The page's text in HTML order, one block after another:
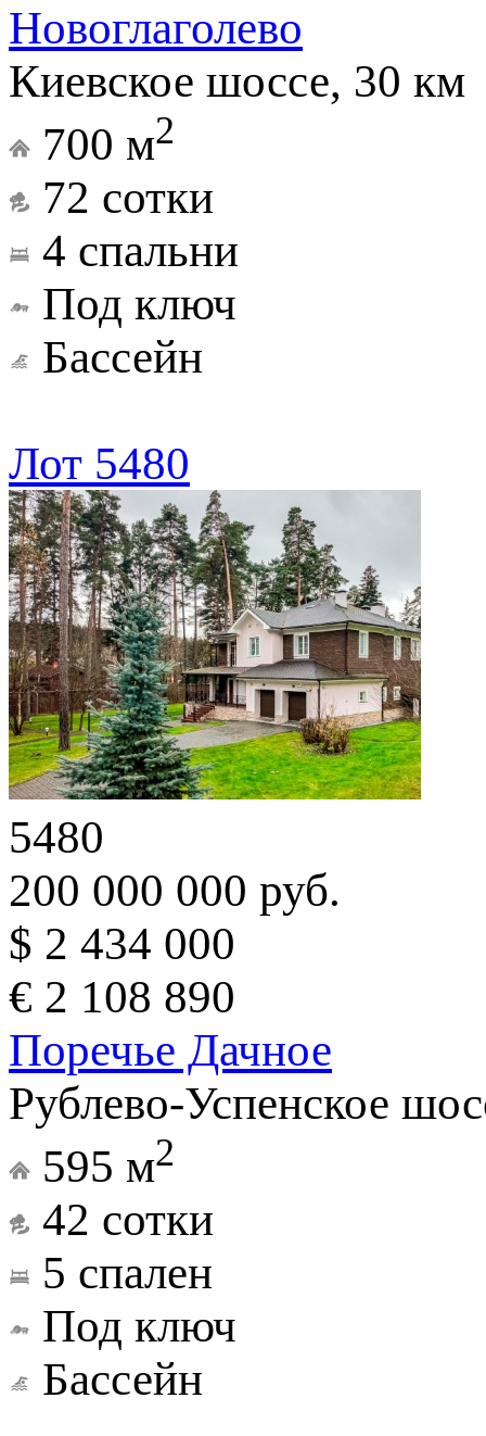
Новоглаголево
Киевское шоссе, 30 км
700 м2
72 сотки
4 спальни
Под ключ
Бассейн
Лот 5480
5480
200 000 000 руб.
$ 2 434 000
€ 2 108 890
Поречье Дачное
Рублево-Успенское
595 м2
42 сотки
5 спален
Под ключ
Бассейн